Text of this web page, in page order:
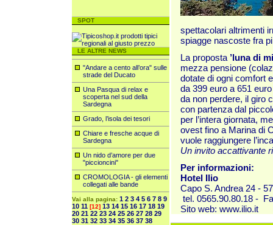
SPOT
LE ALTRE NEWS
"Andare a cento all’ora" sulle
strade del Ducato
Una Pasqua di relax e
scoperta nel sud della
Sardegna
Grado, l’isola dei tesori
Chiare e fresche acque di
Sardegna
Un nido d’amore per due
"piccioncini"
CROMOLOGIA - gli elementi
collegati alle bande
Vai alla pagina: 1 2 3 4 5 6 7 8 9
10 11 [12] 13 14 15 16 17 18 19
20 21 22 23 24 25 26 27 28 29
30 31 32 33 34 35 36 37 38
spettacolari altrimenti
spiagge nascoste fra
La proposta ’luna di
mezza pensione
dotate di ogni comfort
da 399 euro a 651
da non perdere, il giro
con partenza dal
per l’intera giornata,
ovest fino a Marina di
vuole raggiungere
Un invito accattivante
Per informazioni:
Hotel Ilio
Capo S. Andrea 24 -
tel. 0565.90.80.18 -
Sito web: www.ilio.it